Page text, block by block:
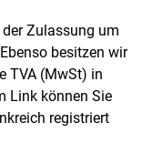
der Zulassung um
besitzen wir
TVA (MwSt) in
Link können Sie
registriert